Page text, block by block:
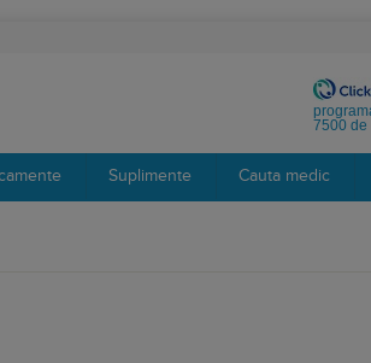
7500 de
Suplimente Cauta medic